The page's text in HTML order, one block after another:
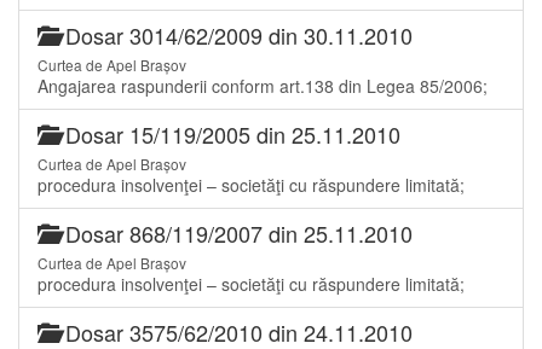
Dosar 3014/62/2009 din 30.11.2010
Curtea de Apel Brașov
Angajarea raspunderii conform art.138 din Legea 85/2006;
Dosar 15/119/2005 din 25.11.2010
Curtea de Apel Brașov
procedura insolvenţei – societăţi cu răspundere limitată;
Dosar 868/119/2007 din 25.11.2010
Curtea de Apel Brașov
procedura insolvenţei – societăţi cu răspundere limitată;
Dosar 3575/62/2010 din 24.11.2010